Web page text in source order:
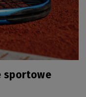
sportowe